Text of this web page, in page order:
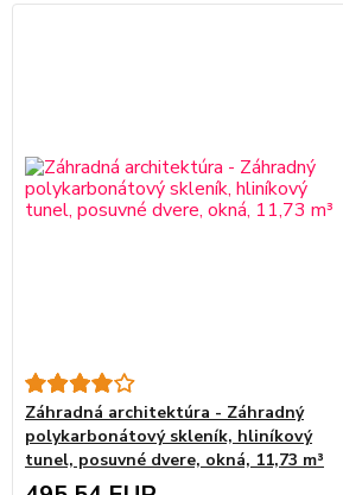
Záhradná architektúra - Záhradný
polykarbonátový skleník, hliníkový
tunel, posuvné dvere, okná, 11,73 m³